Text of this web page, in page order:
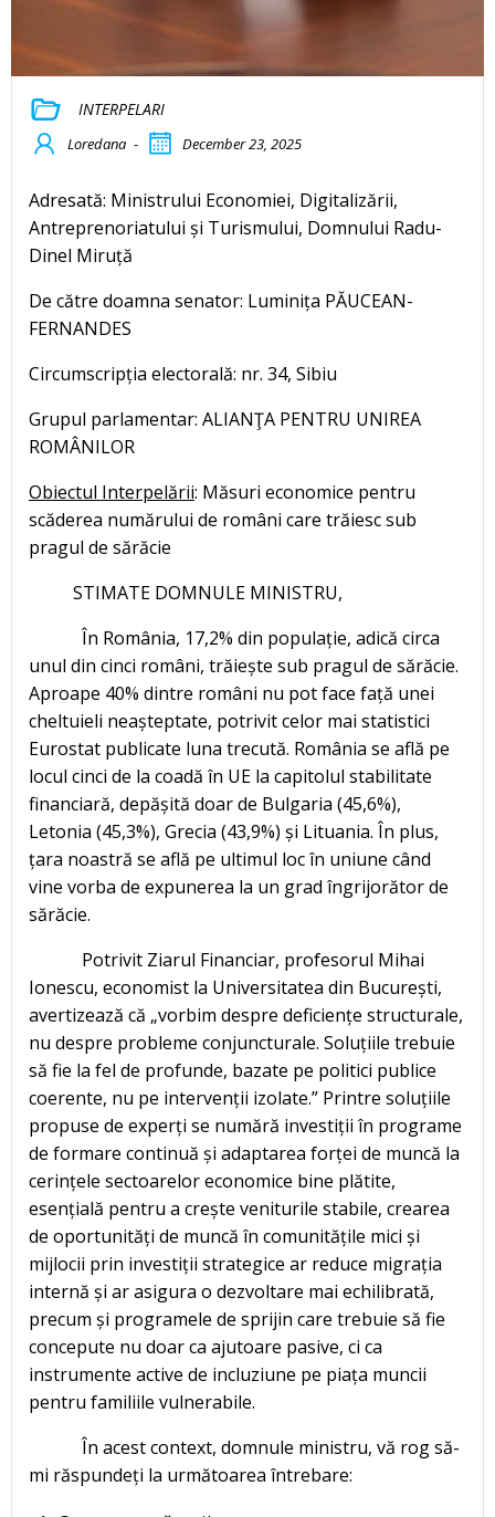
INTERPELARI
Loredana - December 23, 2025
Adresată: Ministrului Economiei, Digitalizării,
Antreprenoriatului și Turismului, Domnului Radu-
Dinel Miruță
De către doamna senator: Luminița PĂUCEAN-
FERNANDES
Circumscripția electorală: nr. 34, Sibiu
Grupul parlamentar: ALIANŢA PENTRU UNIREA
ROMÂNILOR
Obiectul Interpelării: Măsuri economice pentru
scăderea numărului de români care trăiesc sub
pragul de sărăcie
STIMATE DOMNULE MINISTRU,
În România, 17,2% din populație, adică circa
unul din cinci români, trăiește sub pragul de sărăcie.
Aproape 40% dintre români nu pot face față unei
cheltuieli neașteptate, potrivit celor mai statistici
Eurostat publicate luna trecută. România se află pe
locul cinci de la coadă în UE la capitolul stabilitate
financiară, depășită doar de Bulgaria (45,6%),
Letonia (45,3%), Grecia (43,9%) și Lituania. În plus,
țara noastră se află pe ultimul loc în uniune când
vine vorba de expunerea la un grad îngrijorător de
sărăcie.
Potrivit Ziarul Financiar, profesorul Mihai
Ionescu, economist la Universitatea din București,
avertizează că „vorbim despre deficiențe structurale,
nu despre probleme conjuncturale. Soluțiile trebuie
să fie la fel de profunde, bazate pe politici publice
coerente, nu pe intervenții izolate.” Printre soluțiile
propuse de experți se numără investiții în programe
de formare continuă și adaptarea forței de muncă la
cerințele sectoarelor economice bine plătite,
esențială pentru a crește veniturile stabile, crearea
de oportunități de muncă în comunitățile mici și
mijlocii prin investiții strategice ar reduce migrația
internă și ar asigura o dezvoltare mai echilibrată,
precum și programele de sprijin care trebuie să fie
concepute nu doar ca ajutoare pasive, ci ca
instrumente active de incluziune pe piața muncii
pentru familiile vulnerabile.
În acest context, domnule ministru, vă rog să-
mi răspundeți la următoarea întrebare: